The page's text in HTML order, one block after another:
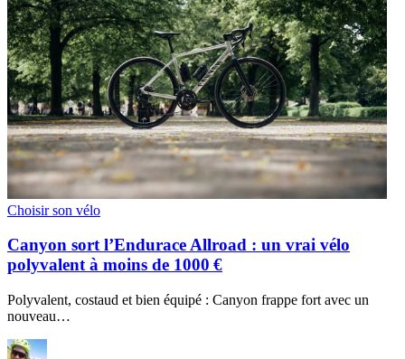
Choisir son vélo
Canyon sort l’Endurace Allroad : un vrai vélo
polyvalent à moins de 1000 €
Polyvalent, costaud et bien équipé : Canyon frappe fort avec un
nouveau…